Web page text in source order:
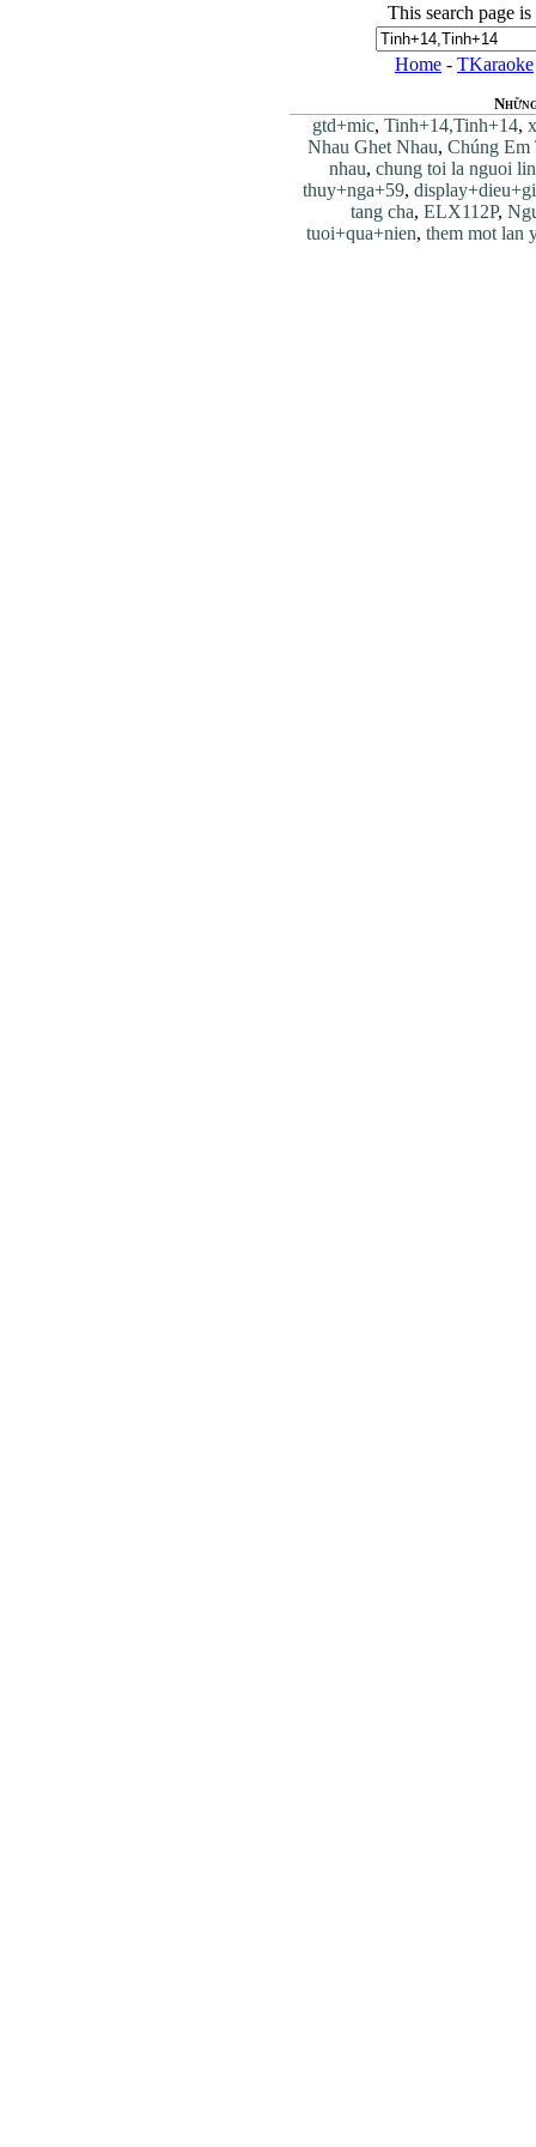
This search page
Home - TKaraoke
gtd+mic, Tinh+14,Tinh+14,
Nhau Ghet Nhau, Chúng
nhau, chung toi la nguoi
thuy+nga+59,
tang cha, ELX112P,
tuoi+qua+nien, them mot lan